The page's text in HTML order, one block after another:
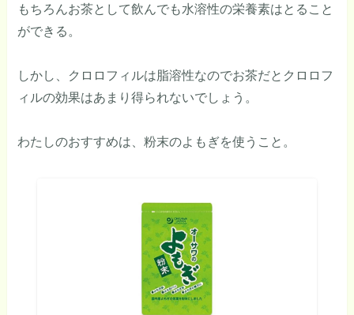
もちろんお茶として飲んでも水溶性の栄養素はとること
ができる。
しかし、クロロフィルは脂溶性なのでお茶だとクロロフ
ィルの効果はあまり得られないでしょう。
わたしのおすすめは、粉末のよもぎを使うこと。